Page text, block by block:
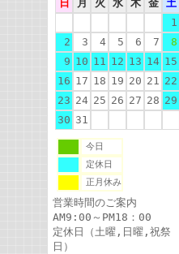
日
月 火 水 木 金
土
1
2
3 4 5 6 7
8
9 10 11 12 13 14 15
16 17 18 19 20 21 22
23 24 25 26 27 28 29
30 31
今日
定休日
正月休み
営業時間のご案内
AM9:00～PM18：00
定休日（土曜,日曜,祝祭
日）